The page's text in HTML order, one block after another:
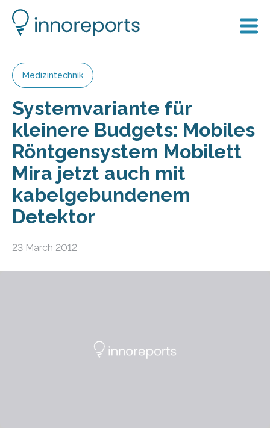
Medizintechnik
Systemvariante für
kleinere Budgets: Mobiles
Röntgensystem Mobilett
Mira jetzt auch mit
kabelgebundenem
Detektor
23 March 2012